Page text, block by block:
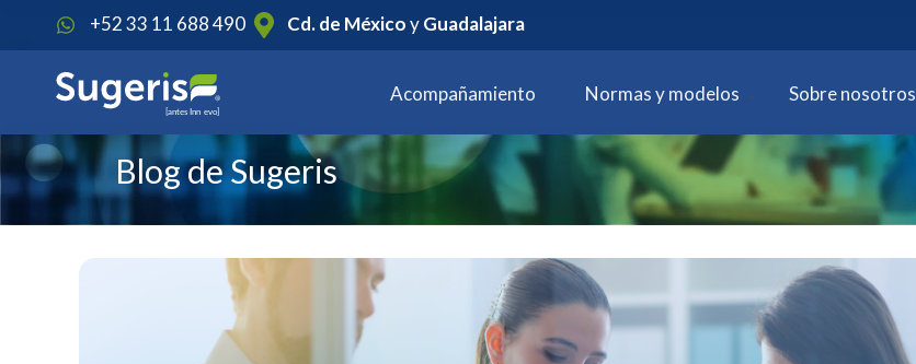
+52 33 11 688 490 Cd. de MéxicoyGuadalajara
Acompañamiento Normas y modelos Sobre nosotros
Blog de Sugeris